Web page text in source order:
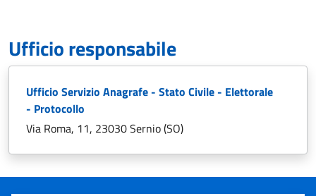
Ufficio responsabile
Ufficio Servizio Anagrafe - Stato Civile - Elettorale
- Protocollo
Via Roma, 11, 23030 Sernio (SO)